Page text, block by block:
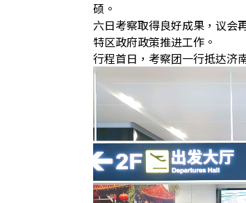
硕。
六日考察取得良好成果，议会
特区政府政策推进工作。
行程首日，考察团一行抵达济